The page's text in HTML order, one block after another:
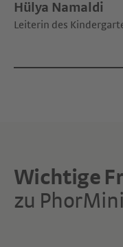
Hülya Namaldi
Leiterin des
Wichtige
zu